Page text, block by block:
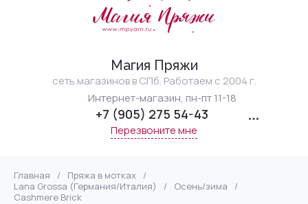
Магия Пряжи
сеть магазинов в СПб. Работаем с 2004 г.
Интернет-магазин, пн-пт 11-18
+7 (905) 275 54-43
Перезвоните мне
Главная / Пряжа в мотках
/
Lana Grossa (Германия/Италия)
/ Осень/зима
/
Cashmere Brick